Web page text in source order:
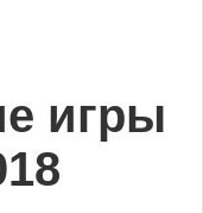
игры